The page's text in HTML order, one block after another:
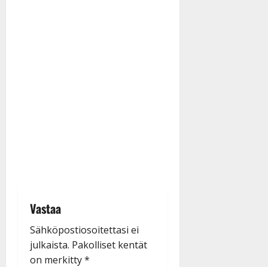
Vastaa
Sähköpostiosoitettasi ei
julkaista. Pakolliset kentät
on merkitty*